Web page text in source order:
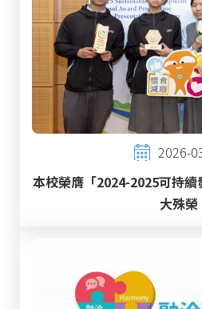
2026-
本校榮膺「2024-2025可持
大殊榮